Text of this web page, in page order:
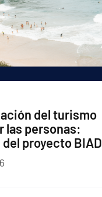
del turismo
las personas:
proyecto BIAD